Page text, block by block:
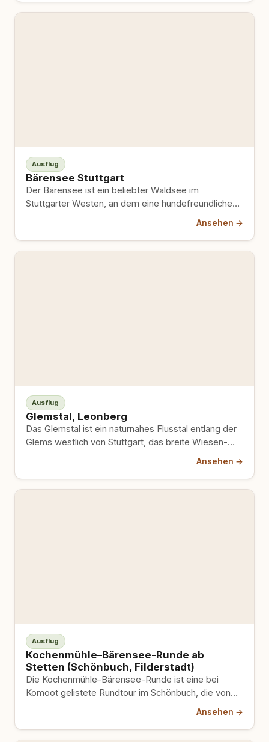
Ausflug
Bärensee Stuttgart
Der Bärensee ist ein beliebter Waldsee im
Stuttgarter Westen, an dem eine hundefreundliche
Ansehen →
Ausflug
Glemstal, Leonberg
Das Glemstal ist ein naturnahes Flusstal entlang der
Glems westlich von Stuttgart, das breite Wiesen-
Ansehen →
Ausflug
Kochenmühle–Bärensee-Runde ab
Stetten (Schönbuch, Filderstadt)
Die Kochenmühle–Bärensee-Runde ist eine bei
Komoot gelistete Rundtour im Schönbuch, die von
Stetten aus durch Waldgebiete und vorbei…
Ansehen →